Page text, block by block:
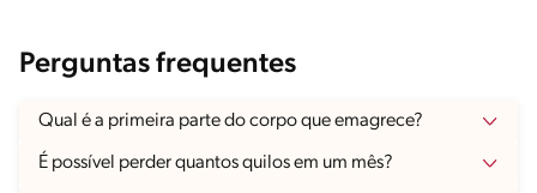
Perguntas frequentes
Qual é a primeira parte do corpo que emagrece?
É possível perder quantos quilos em um mês?